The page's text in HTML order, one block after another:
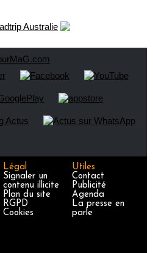
Légal
Signaler un
contenu illicite
Plan du site
RGPD
Cookies
Utiles
Contact
Publicité
Agenda
La presse en
parle